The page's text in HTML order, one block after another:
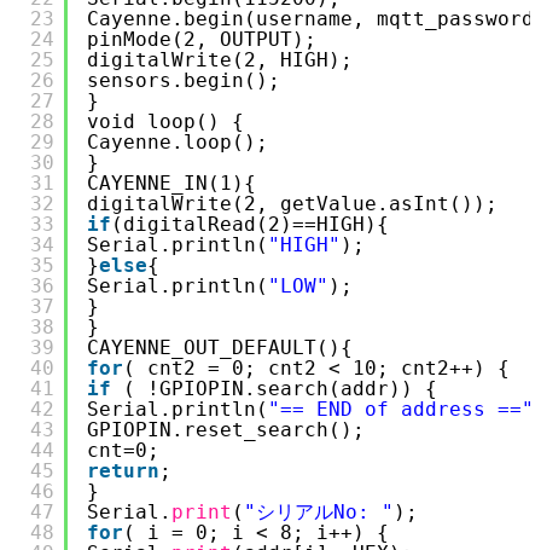
23
24
25
26
27
28
29
30
31
32
33
34
35
36
37
38
39
40
41
42
43
44
45
46
47
48
Cayenne.begin(username,
pinMode(2, OUTPUT);
digitalWrite(2, HIGH);
sensors.begin();
}
void loop() {
Cayenne.loop();
}
CAYENNE_IN(1){
digitalWrite(2, getValue.asInt());
if (digitalRead(2)==HIGH){
Serial.println( "HIGH" );
}else{
Serial.println( "LOW" );
}
}
CAYENNE_OUT_DEFAULT(){
for ( cnt2 = 0; cnt2 < 10; cnt2++) {
if
( !GPIOPIN.search(addr)) {
Serial.println( "== END of address =="
GPIOPIN.reset_search();
cnt=0;
return ;
}
Serial. print ( "シリアルNo: " );
for ( i = 0; i < 8; i++) {